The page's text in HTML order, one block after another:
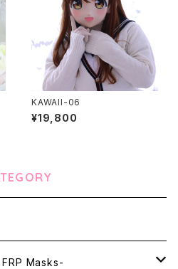
KAWAII-06
¥19,800
FRP Masks-